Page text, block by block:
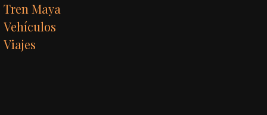
Tren Maya
Vehículos
Viajes